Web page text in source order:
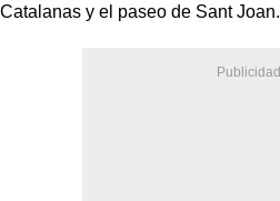
Catalanas y el paseo de Sant Joan.